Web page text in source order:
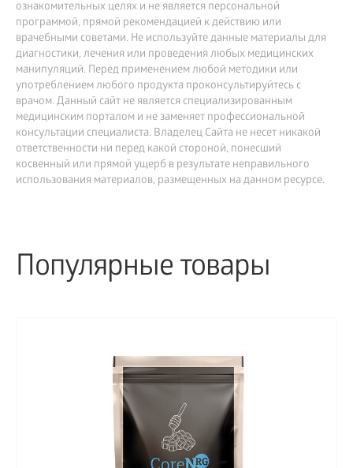
ознакомительных целях и не является персональной
программой, прямой рекомендацией к действию или
врачебными советами. Не используйте данные материалы для
диагностики, лечения или проведения любых медицинских
манипуляций. Перед применением любой методики или
употреблением любого продукта проконсультируйтесь с
врачом. Данный сайт не является специализированным
медицинским порталом и не заменяет профессиональной
консультации специалиста. Владелец Сайта не несет никакой
ответственности ни перед какой стороной, понесший
косвенный или прямой ущерб в результате неправильного
использования материалов, размещенных на данном ресурсе.
Популярные товары